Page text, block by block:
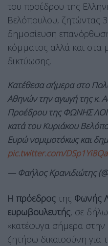
του προέδρου της
Βελόπουλου, ζητώντας
δημοσίευση
κόμματος αλλά και στα
δικτύωσης.
Κατέθεσα σήμερα στο
Αθηνών την αγωγή της κ.
Προέδρου της ΦΩΝΗΣ
κατά του Κυριάκου
Ευρώ νομιμοτόκως και
pic.twitter.com/
— Φαήλος Κρανιδιώτης
Η πρόεδρος της Φωνής
ευρωβουλευτής, σε
«κατέφυγα σήμερα
ζητήσω δικαιοσύνη για